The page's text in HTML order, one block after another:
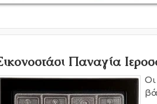
Παναγία